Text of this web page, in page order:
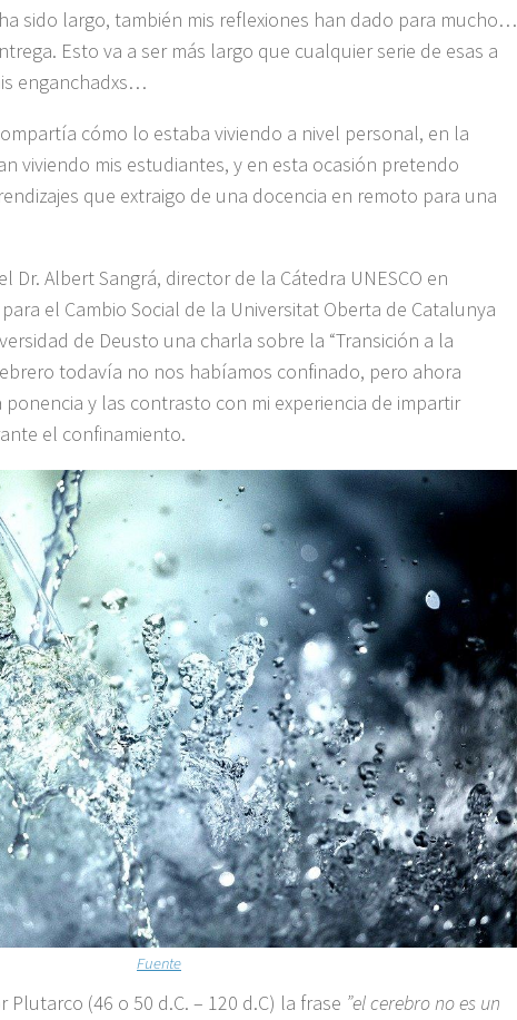
sido largo, también mis reflexiones han dado para mucho…
Esto va a ser más largo que cualquier serie de esas a
enganchadxs…
cómo lo estaba viviendo a nivel personal, en la
viviendo mis estudiantes, y en esta ocasión pretendo
que extraigo de una docencia en remoto para una
Dr. Albert Sangrá, director de la Cátedra UNESCO en
el Cambio Social de la Universitat Oberta de Catalunya
de Deusto una charla sobre la “Transición a la
todavía no nos habíamos confinado, pero ahora
y las contrasto con mi experiencia de impartir
el confinamiento.
Fuente
(46 o 50 d.C. – 120 d.C) la frase ”el cerebro no es un